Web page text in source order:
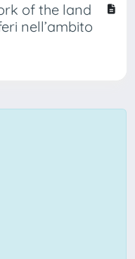
of the land
nell’ambito